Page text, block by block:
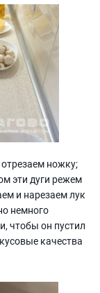
ножку;
эти дуги режем
и нарезаем лук
немного
чтобы он пустил
качества